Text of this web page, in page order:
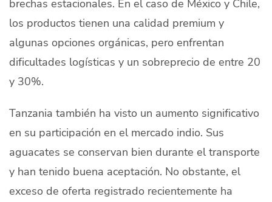
brechas estacionales. En el caso de México y Chile,
los productos tienen una calidad premium y
algunas opciones orgánicas, pero enfrentan
dificultades logísticas y un sobreprecio de entre 20
y 30%.
Tanzania también ha visto un aumento significativo
en su participación en el mercado indio. Sus
aguacates se conservan bien durante el transporte
y han tenido buena aceptación. No obstante, el
exceso de oferta registrado recientemente ha